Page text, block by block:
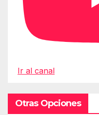
Ir al canal
Otras Opciones